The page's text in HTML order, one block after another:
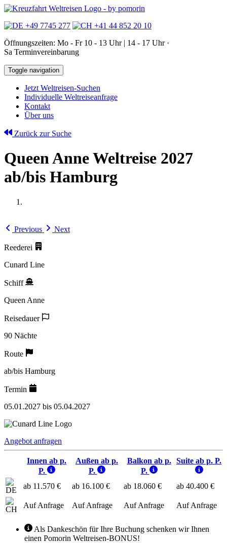
+49 7745 277
+41 44 852 20 10
Öffnungszeiten: Mo - Fr 10 - 13 Uhr | 14 - 17 Uhr ·
Sa Terminvereinbarung
Toggle navigation
Jetzt Weltreisen-Suchen
Individuelle Weltreiseanfrage
Kontakt
Über uns
Zurück zur Suche
Queen Anne Weltreise 2027
ab/bis Hamburg
Previous Next
Reederei
Cunard Line
Schiff
Queen Anne
Reisedauer
90 Nächte
Route
ab/bis Hamburg
Termin
05.01.2027 bis 05.04.2027
Angebot anfragen
Innen ab p.
P.
Außen ab p.
P.
Balkon ab p.
P.
Suite ab p. P.
ab 11.570 € ab 16.100 € ab 18.060 € ab 40.400 €
Auf Anfrage Auf Anfrage Auf Anfrage Auf Anfrage
Als Dankeschön für Ihre Buchung schenken wir Ihnen
einen Pomorin Weltreisen-BONUS!